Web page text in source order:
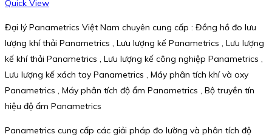
Quick View
Đại lý Panametrics Việt Nam chuyên cung cấp : Đồng hồ đo lưu
lượng khí thải Panametrics , Lưu lượng kế Panametrics , Lưu lượng
kế khí thải Panametrics , Lưu lượng kế công nghiệp Panametrics ,
Lưu lượng kế xách tay Panametrics , Máy phân tích khí và oxy
Panametrics , Máy phân tích độ ẩm Panametrics , Bộ truyền tín
hiệu độ ẩm Panametrics
Panametrics cung cấp các giải pháp đo lường và phân tích độ